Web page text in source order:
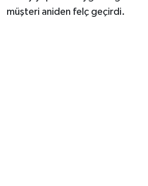
müşteri aniden felç geçirdi.